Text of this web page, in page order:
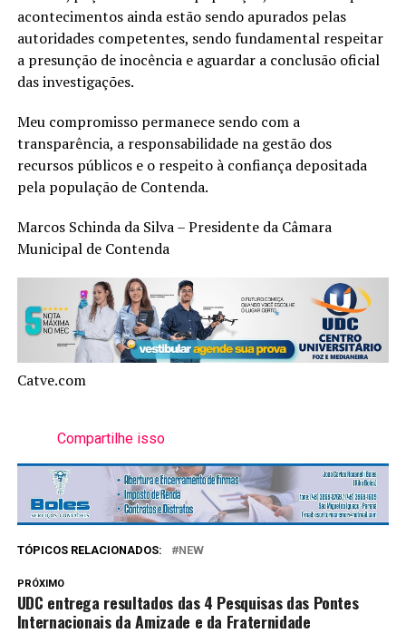
acontecimentos ainda estão sendo apurados pelas
autoridades competentes, sendo fundamental respeitar
a presunção de inocência e aguardar a conclusão oficial
das investigações.
Meu compromisso permanece sendo com a
transparência, a responsabilidade na gestão dos
recursos públicos e o respeito à confiança depositada
pela população de Contenda.
Marcos Schinda da Silva – Presidente da Câmara
Municipal de Contenda
Catve.com
Compartilhe isso
TÓPICOS RELACIONADOS: NEW
PRÓXIMO
UDC entrega resultados das 4 Pesquisas das Pontes
Internacionais da Amizade e da Fraternidade